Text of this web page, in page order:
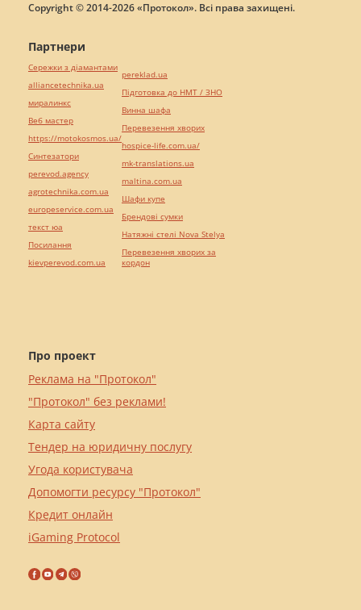
Copyright © 2014-2026 «Протокол». Всі права захищені.
Про проект
Реклама на "Протокол"
"Протокол" без реклами!
Карта сайту
Тендер на юридичну послугу
Угода користувача
Допомогти ресурсу "Протокол"
Кредит онлайн
iGaming Protocol
Партнери
Сережки з діамантами
alliancetechnika.ua
миралинкс
Веб мастер
https://motokosmos.ua/
Синтезатори
perevod.agency
agrotechnika.com.ua
europeservice.com.ua
текст юа
Посилання
kievperevod.com.ua
pereklad.ua
Підготовка до НМТ / ЗНО
Винна шафа
Перевезення хворих
hospice-life.com.ua/
mk-translations.ua
maltina.com.ua
Шафи купе
Брендові сумки
Натяжні стелі Nova Stelya
Перевезення хворих за
кордон